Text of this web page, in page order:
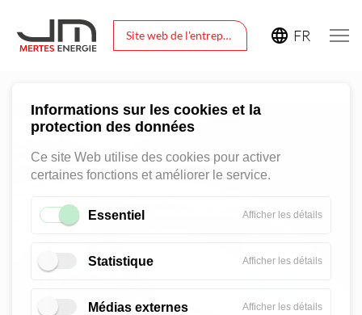
Informations sur les cookies et la
protection des données
Ce site Web utilise des cookies pour activer
certaines fonctions et améliorer le service.
Essentiel Afficher les détailspour
Statistique Afficher les détailspour
Médias externes Afficher les détailspour
Site web de l'entreprise FR